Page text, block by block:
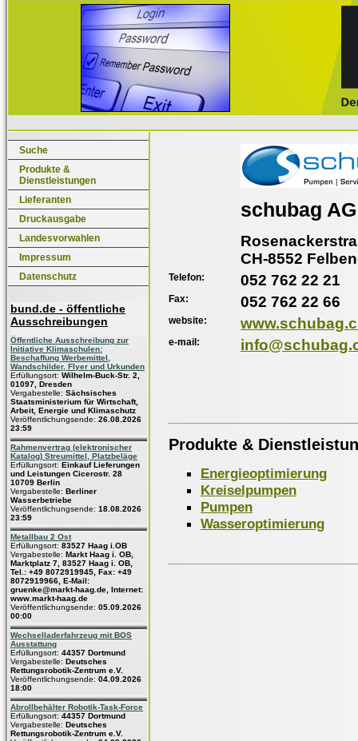
Suche
Produkte &
Dienstleistungen
Lieferanten
Druckausgabe
Landesvorwahlen
Impressum
Datenschutz
bund.de - öffentliche
Ausschreibungen
Öffentliche Ausschreibung zur
Initiative Klimaschulen:
Beschaffung Werbemittel,
Wandschilder, Flyer und Urkunden
Erfüllungsort: Wilhelm-Buck-Str. 2,
01097, Dresden
Vergabestelle: Sächsisches
Staatsministerium für Wirtschaft,
Arbeit, Energie und Klimaschutz
Veröffentlichungsende: 26.08.2026
23:59
Rahmenvertrag (elektronischer
Katalog) Streumittel, Platzbeläge
Erfüllungsort: Einkauf Lieferungen
und Leistungen Cicerostr. 28
10709 Berlin
Vergabestelle: Berliner
Wasserbetriebe
Veröffentlichungsende: 18.08.2026
23:59
Metallbau 2 Ost
Erfüllungsort: 83527 Haag i.OB
Vergabestelle: Markt Haag i. OB,
Marktplatz 7, 83527 Haag i. OB,
Tel.: +49 8072919945, Fax: +49
8072919966, E-Mail:
gruenke@markt-haag.de, Internet:
www.markt-haag.de
Veröffentlichungsende: 05.09.2026
00:00
Wechselladerfahrzeug mit BOS
Ausstattung
Erfüllungsort: 44357 Dortmund
Vergabestelle: Deutsches
Rettungsrobotik-Zentrum e.V.
Veröffentlichungsende: 04.09.2026
18:00
Abrollbehälter Robotik-Task-Force
Erfüllungsort: 44357 Dortmund
Vergabestelle: Deutsches
Rettungsrobotik-Zentrum e.V.
schubag AG
CH-8552
Telefon: 052 762 22 21
Fax: 052 762 22 66
website:
e-mail:
Produkte &
Energieoptimierung
Kreiselpumpen
Pumpen
Wasseroptimierung